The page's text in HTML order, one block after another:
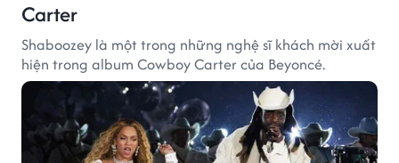
Carter
Shaboozey là một trong những nghệ sĩ khách mời xuất
hiện trong album Cowboy Carter của Beyoncé.